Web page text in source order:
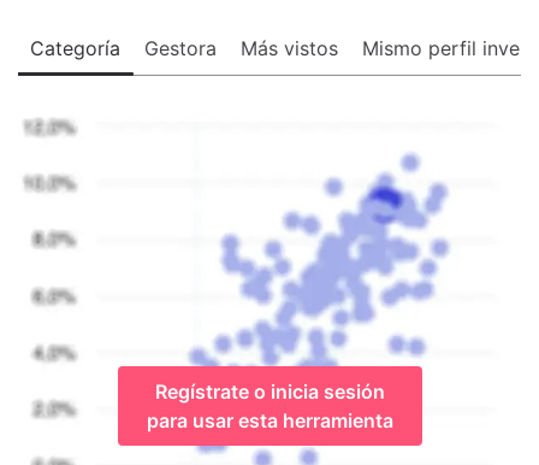
Categoría Gestora Más vistos Mismo perfil
Regístrate o inicia sesión
para usar esta herramienta